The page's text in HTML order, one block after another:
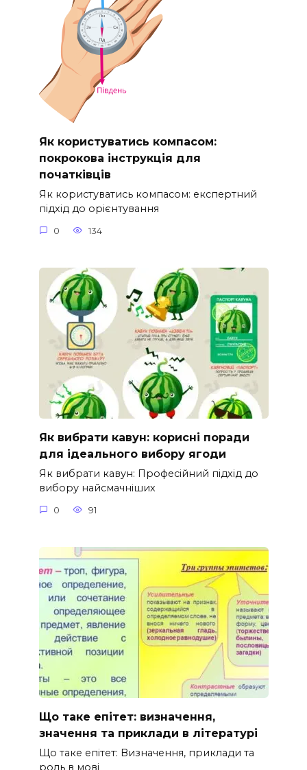
Як користуватись компасом:
покрокова інструкція для
початківців
Як користуватись компасом: експертний
підхід до орієнтування
0 134
Як вибрати кавун: корисні поради
для ідеального вибору ягоди
Як вибрати кавун: Професійний підхід до
вибору найсмачніших
0 91
Що таке епітет: визначення,
значення та приклади в літературі
Що таке епітет: Визначення, приклади та
роль в мові